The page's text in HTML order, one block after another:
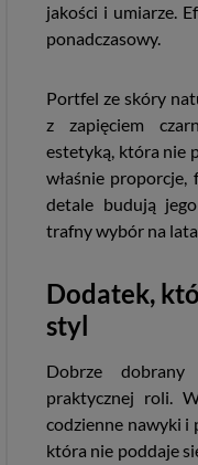
jakości i umiarze.
ponadczasowy.
Portfel ze skóry
z zapięciem
estetyką, która nie
właśnie
detale budują
trafny wybór na
Dodatek,
styl
Dobrze
praktycznej roli.
codzienne nawyki i
która nie poddaje